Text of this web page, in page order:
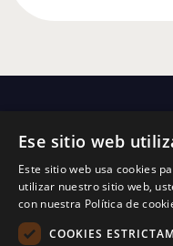
World Vision España
Ese sitio web
Este sitio web usa cookies
utilizar nuestro sitio web,
con nuestra Política de
COOKIES